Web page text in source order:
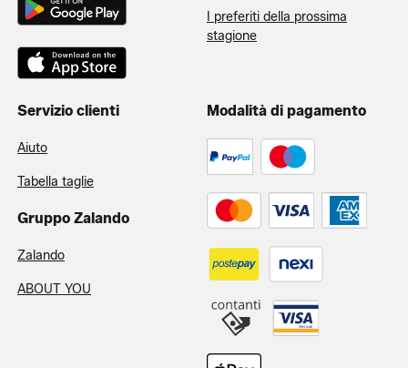
I preferiti della prossima
stagione
Servizio clienti
Aiuto
Tabella taglie
Gruppo Zalando
Zalando
ABOUT YOU
Modalità di pagamento